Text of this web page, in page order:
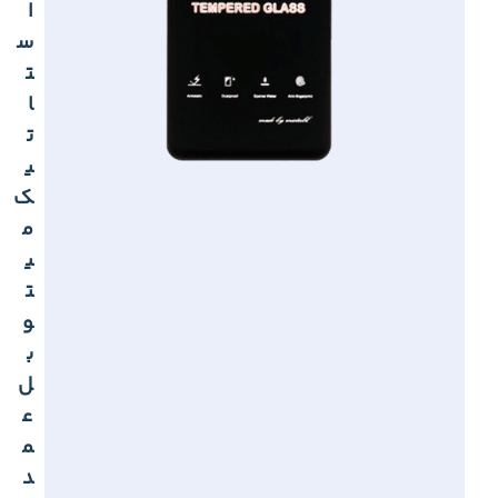
ا
س
ت
ا
ت
ی
ک
م
ی
ت
و
ب
ل
ع
م
د